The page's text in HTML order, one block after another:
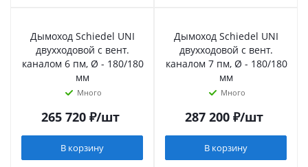
Дымоход Schiedel UNI
двухходовой с вент.
каналом 6 пм, Ø - 180/180
мм
Много
265 720₽/шт
В корзину
Дымоход Schiedel UNI
двухходовой с вент.
каналом 7 пм, Ø - 180/180
мм
Много
287 200₽/шт
В корзину